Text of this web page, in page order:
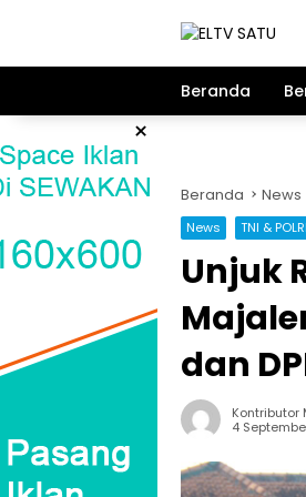
Beranda
×
Beranda News
News TNI & POLRI
Unjuk
dan
Kontributor
4